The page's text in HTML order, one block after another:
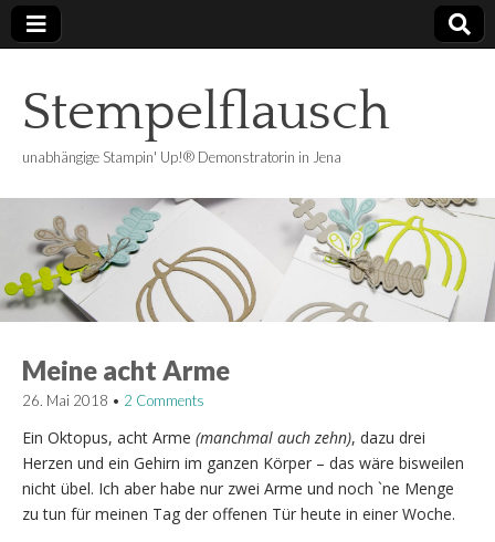
Stempelflausch
unabhängige Stampin' Up!® Demonstratorin in Jena
Meine acht Arme
26. Mai 2018 • 2 Comments
Ein Oktopus, acht Arme (manchmal auch zehn), dazu drei
Herzen und ein Gehirn im ganzen Körper – das wäre bisweilen
nicht übel. Ich aber habe nur zwei Arme und noch `ne Menge
zu tun für meinen Tag der offenen Tür heute in einer Woche.